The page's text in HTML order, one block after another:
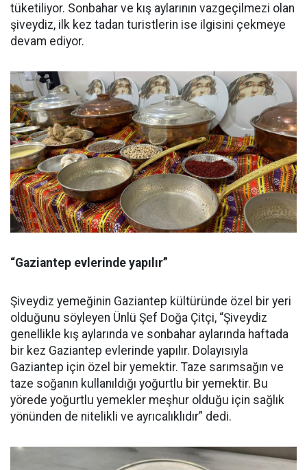
tüketiliyor. Sonbahar ve kış aylarının vazgeçilmezi olan
şiveydiz, ilk kez tadan turistlerin ise ilgisini çekmeye
devam ediyor.
“Gaziantep evlerinde yapılır”
Şiveydiz yemeğinin Gaziantep kültüründe özel bir yeri
olduğunu söyleyen Ünlü Şef Doğa Çitçi, “Şiveydiz
genellikle kış aylarında ve sonbahar aylarında haftada
bir kez Gaziantep evlerinde yapılır. Dolayısıyla
Gaziantep için özel bir yemektir. Taze sarımsağın ve
taze soğanın kullanıldığı yoğurtlu bir yemektir. Bu
yörede yoğurtlu yemekler meşhur olduğu için sağlık
yönünden de nitelikli ve ayrıcalıklıdır” dedi.